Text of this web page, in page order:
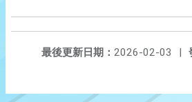
最後更新日期： 2026-02-03
|